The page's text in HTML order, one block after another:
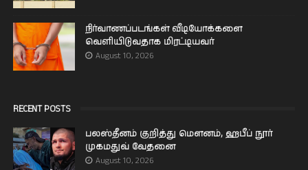
நிர்வாணப்படங்கள் வீடியோக்களை
வெளியிடுவதாக மிரட்டியவர்
August 10, 2026
RECENT POSTS
பலஸ்தீனம் குறித்து மௌனம், ஹபீப் நூர்
முகமதுவ் வேதனை
August 10, 2026